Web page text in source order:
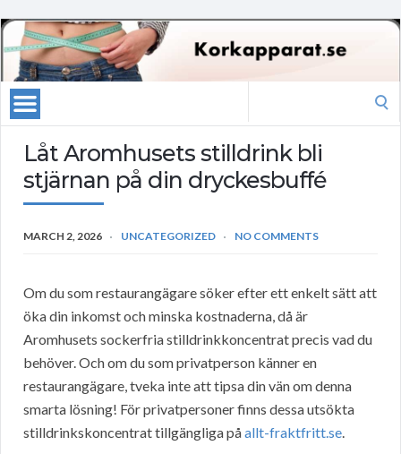
Låt Aromhusets stilldrink bli
stjärnan på din dryckesbuffé
MARCH 2, 2026 UNCATEGORIZED NO COMMENTS
Om du som restaurangägare söker efter ett enkelt sätt att
öka din inkomst och minska kostnaderna, då är
Aromhusets sockerfria stilldrinkkoncentrat precis vad du
behöver. Och om du som privatperson känner en
restaurangägare, tveka inte att tipsa din vän om denna
smarta lösning! För privatpersoner finns dessa utsökta
stilldrinkskoncentrat tillgängliga påallt-fraktfritt.se.